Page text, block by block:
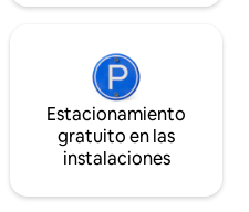
Estacionamiento
gratuito en las
instalaciones